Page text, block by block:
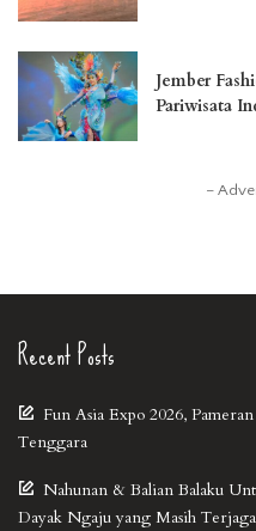
Jember
Pariwisata
–
Recent Posts
Fun Asia Expo 2026,
Tenggara
Nahunan & Balian Balaku
Dayak Ngaju yang Masih Terjaga